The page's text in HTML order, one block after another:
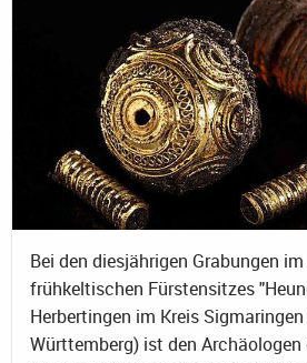
Bei den diesjährigen Grabungen
frühkeltischen Fürstensitzes
Herbertingen im Kreis Sigmaringen
Württemberg) ist den